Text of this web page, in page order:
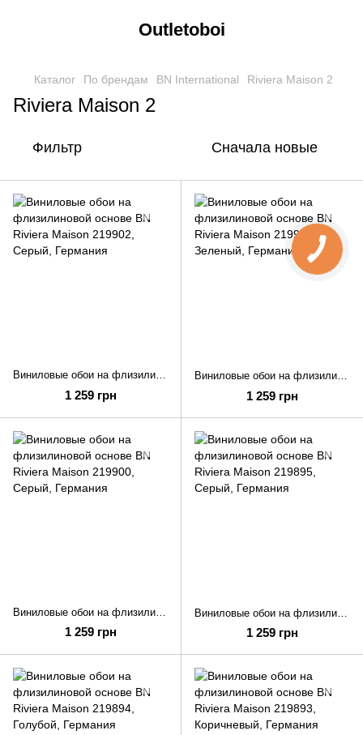
Outletoboi
Каталог По брендам BN International Riviera Maison 2
Riviera Maison 2
Фильтр Сначала новые
Виниловые обои на флизилиновой основе BN Riviera Maison 219902
1 259 грн
Виниловые обои на флизилиновой основе BN Riviera Maison 219901
1 259 грн
1 259 грн 1 259 грн